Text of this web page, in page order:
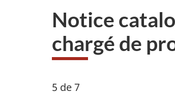
principal
Notice
chargé de
5 de 7